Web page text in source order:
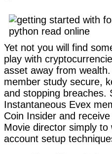
Yet not you will find
play with
asset away from
member study secure,
and stopping breaches.
Instantaneous Evex
Coin Insider and
Movie director simply to
account setup